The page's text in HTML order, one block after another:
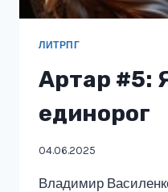
ЛИТРПГ
Артар #5:
единорог
04.06.2025
Владимир